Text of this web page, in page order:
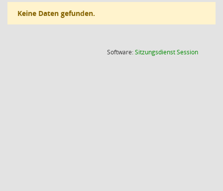
Keine Daten gefunden.
Software:SitzungsdienstSession(Wird in